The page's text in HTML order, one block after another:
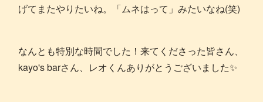
げてまたやりたいね。「ムネはって」みたいなね(笑)
なんとも特別な時間でした！来てくださった皆さん、
kayo's barさん、レオくんありがとうございました✨